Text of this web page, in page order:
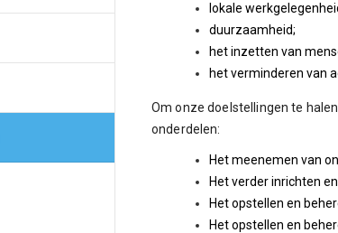
lokale
duurzaamheid;
het inzetten van
het verminderen van
Om onze doelstellingen te
onderdelen:
Het meenemen van
Het verder inrichten
Het opstellen en
Het opstellen en